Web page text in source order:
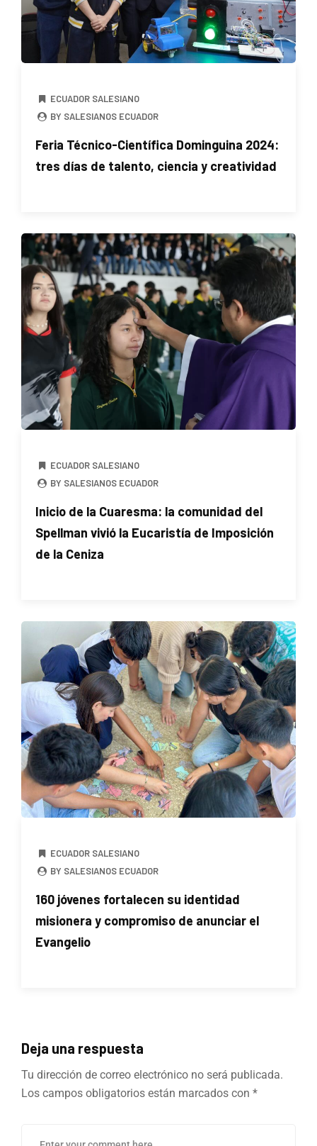
ECUADOR SALESIANO
BY SALESIANOS ECUADOR
Feria Técnico-Científica Dominguina 2024:
tres días de talento, ciencia y creatividad
ECUADOR SALESIANO
BY SALESIANOS ECUADOR
Inicio de la Cuaresma: la comunidad del
Spellman vivió la Eucaristía de Imposición
de la Ceniza
ECUADOR SALESIANO
BY SALESIANOS ECUADOR
160 jóvenes fortalecen su identidad
misionera y compromiso de anunciar el
Evangelio
Deja una respuesta
Tu dirección de correo electrónico no será publicada.
Los campos obligatorios están marcados con *